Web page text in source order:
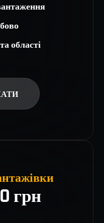
області
грн